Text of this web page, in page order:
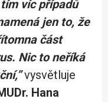
víc případů
jen to, že
část
Nic to neříká
vysvětluje
Hana